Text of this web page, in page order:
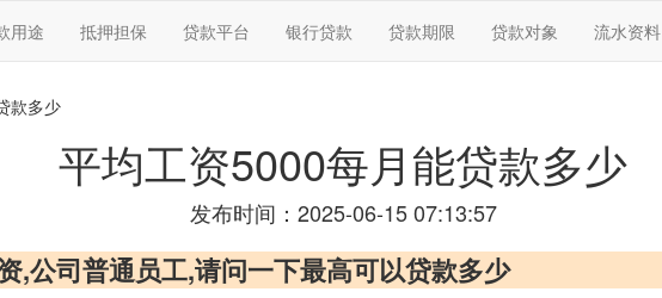
用途 抵押担保 贷款平台 银行贷款 贷款期限 贷款对象 流水资料
款多少
平均工资5000每月能贷款多少
发布时间：2025-06-15 07:13:57
,公司普通员工,请问一下最高可以贷款多少